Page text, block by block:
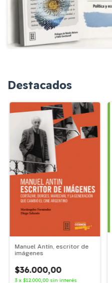
Destacados
Manuel Antín, escritor de
imágenes
$36.000,00
3 x $12.000,00 sin interés